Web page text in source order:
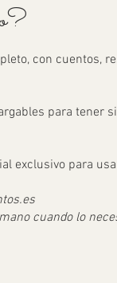
con cuentos,
para tener
exclusivo para
cuando lo